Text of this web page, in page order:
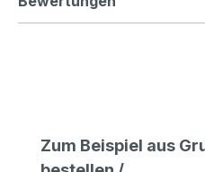
Produktgalerie
Zum Beispiel aus